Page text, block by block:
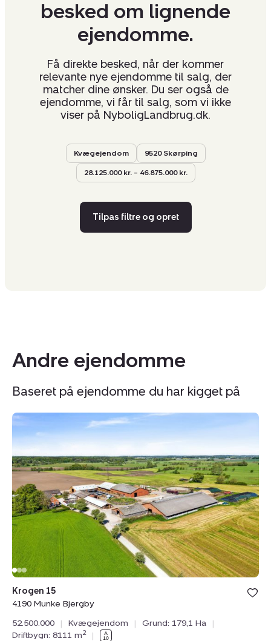
besked om lignende
ejendomme.
Få direkte besked, når der kommer
relevante nye ejendomme til salg, der
matcher dine ønsker. Du ser også de
ejendomme, vi får til salg, som vi ikke
viser på NyboligLandbrug.dk.
Kvægejendom 9520 Skørping
28.125.000 kr. – 46.875.000 kr.
Tilpas filtre og opret
Andre ejendomme
Baseret på ejendomme du har kigget på
Kvægejendom:
Krogen
15,
4190
Bjergby
Krogen 15
4190 Munke Bjergby
52.500.000
| Kvægejendom | Grund: 179,1 Ha
|
Driftbygn: 8111 m2 |